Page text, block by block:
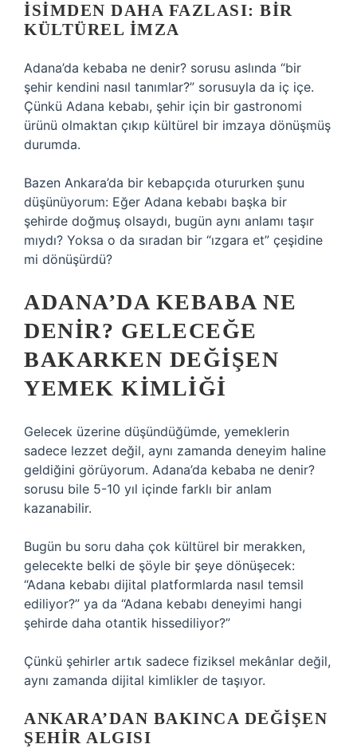
İSIMDEN DAHA FAZLASI: BIR
KÜLTÜREL IMZA
Adana’da kebaba ne denir? sorusu aslında “bir
şehir kendini nasıl tanımlar?” sorusuyla da iç içe.
Çünkü Adana kebabı, şehir için bir gastronomi
ürünü olmaktan çıkıp kültürel bir imzaya dönüşmüş
durumda.
Bazen Ankara’da bir kebapçıda otururken şunu
düşünüyorum: Eğer Adana kebabı başka bir
şehirde doğmuş olsaydı, bugün aynı anlamı taşır
mıydı? Yoksa o da sıradan bir “ızgara et” çeşidine
mi dönüşürdü?
ADANA’DA KEBABA NE
DENIR? GELECEĞE
BAKARKEN DEĞIŞEN
YEMEK KIMLIĞI
Gelecek üzerine düşündüğümde, yemeklerin
sadece lezzet değil, aynı zamanda deneyim haline
geldiğini görüyorum. Adana’da kebaba ne denir?
sorusu bile 5-10 yıl içinde farklı bir anlam
kazanabilir.
Bugün bu soru daha çok kültürel bir merakken,
gelecekte belki de şöyle bir şeye dönüşecek:
“Adana kebabı dijital platformlarda nasıl temsil
ediliyor?” ya da “Adana kebabı deneyimi hangi
şehirde daha otantik hissediliyor?”
Çünkü şehirler artık sadece fiziksel mekânlar değil,
aynı zamanda dijital kimlikler de taşıyor.
ANKARA’DAN BAKINCA DEĞIŞEN
ŞEHIR ALGISI